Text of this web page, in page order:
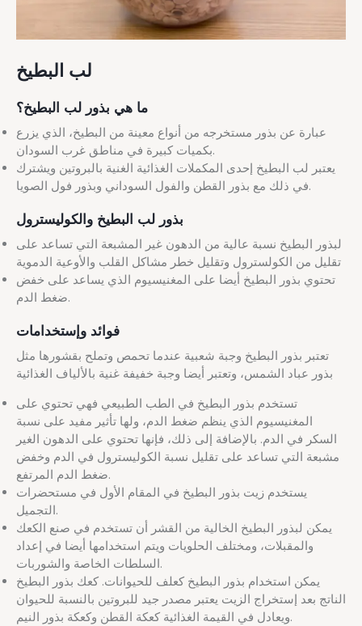
لب البطيخ
ما هي بذور لب البطيخ؟
عبارة عن بذور مستخرجه من أنواع معينة من البطيخ، الذي يزرع
بكميات كبيرة في مناطق غرب السودان.
يعتبر لب البطيخ إحدى المكملات الغذائية الغنية بالبروتين ويشترك
في ذلك مع بذور القطن والفول السوداني وبذور فول الصويا.
بذور لب البطيخ والكوليسترول
لبذور البطيخ نسبة عالية من الدهون غير المشبعة التي تساعد على
تقليل من الكولسترول وتقليل خطر مشاكل القلب والأوعية الدموية
تحتوي بذور البطيخ أيضا على المغنيسيوم الذي يساعد على خفض
ضغط الدم.
فوائد وإستخدامات
تعتبر بذور البطيخ وجبة شعبية عندما تحمص وتملح بقشورها مثل
بذور عباد الشمس، وتعتبر أيضا وجبة خفيفة غنية بالألياف الغذائية
تستخدم بذور البطيخ في الطب الطبيعي فهي تحتوي على
المغنيسيوم الذي ينظم ضغط الدم، ولها تأثير مفيد على نسبة
السكر في الدم. بالإضافة إلى ذلك، فإنها تحتوي على الدهون الغير
مشبعة التي تساعد على تقليل نسبة الكوليسترول في الدم وخفض
ضغط الدم المرتفع.
يستخدم زيت بذور البطيخ في المقام الأول في مستحضرات
التجميل.
يمكن لبذور البطيخ الخالية من القشر أن تستخدم في صنع الكعك
والمقبلات، ومختلف الحلويات ويتم استخدامها أيضا في إعداد
السلطات الخاصة والشوربات.
يمكن استخدام بذور البطيخ كعلف للحيوانات. كعك بذور البطيخ
الناتج بعد إستخراج الزيت يعتبر مصدر جيد للبروتين بالنسبة للحيوان
ويعادل في القيمة الغذائية كعكة القطن وكعكة بذور النيم.